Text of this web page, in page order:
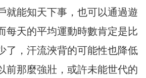
就能知天下事，也可以通過遊
每天的平均運動時數肯定是比
了，汗流浹背的可能性也降低
前那麼強壯，或許未能世代的